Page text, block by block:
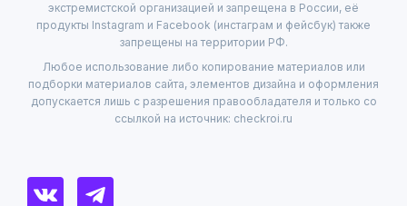
экстремистской организацией и запрещена в России, её
продукты Instagram и Facebook (инстаграм и фейсбук) также
запрещены на территории РФ.
Любое использование либо копирование материалов или
подборки материалов сайта, элементов дизайна и оформления
допускается лишь с разрешения правообладателя и только со
ссылкой на источник: checkroi.ru